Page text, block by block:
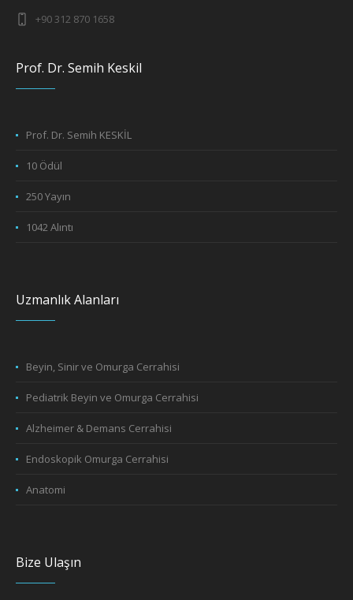
+90 312 870 1658
Prof. Dr. Semih Keskil
Prof. Dr. Semih KESKİL
10 Ödül
250 Yayın
1042 Alıntı
Uzmanlık Alanları
Beyin, Sinir ve Omurga Cerrahisi
Pediatrik Beyin ve Omurga Cerrahisi
Alzheimer & Demans Cerrahisi
Endoskopik Omurga Cerrahisi
Anatomi
Bize Ulaşın